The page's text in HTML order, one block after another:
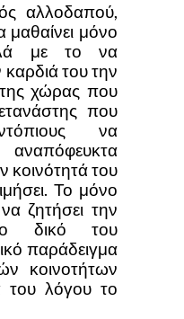
αλλοδαπού,
μαθαίνει μόνο
με το να
καρδιά του την
της χώρας που
που
να
αναπόφευκτα
κοινότητά του
Το μόνο
ζητήσει την
δικό του
παράδειγμα
κοινοτήτων
λόγου το